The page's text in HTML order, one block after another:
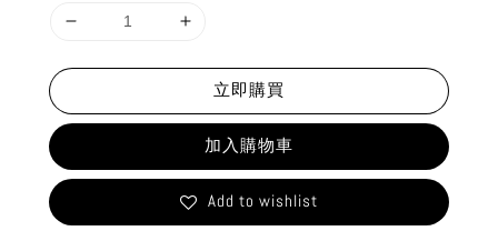
立即購買
加入購物車
Add to wishlist